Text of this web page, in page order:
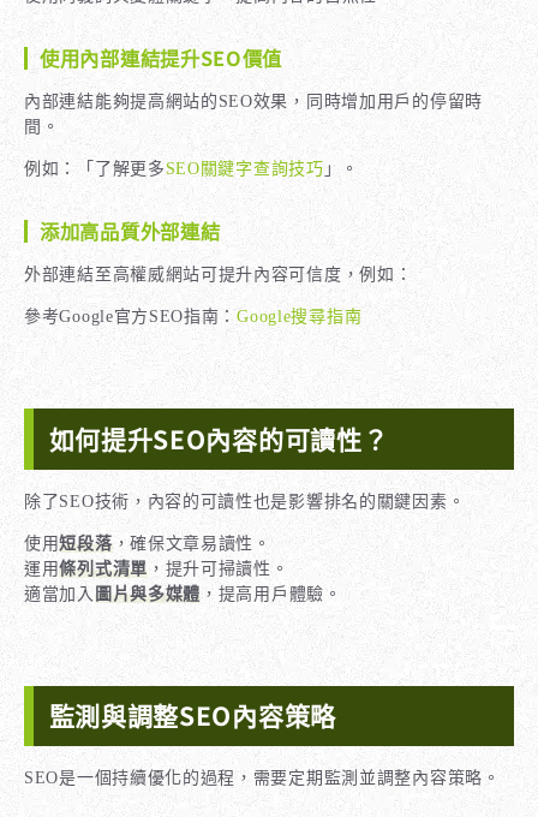
使用內部連結提升SEO價值
內部連結能夠提高網站的SEO效果，同時增加用戶的停留時
間。
例如：「了解更多SEO關鍵字查詢技巧 」。
添加高品質外部連結
外部連結至高權威網站可提升內容可信度，例如：
參考Google官方SEO指南：Google搜尋指南
如何提升SEO內容的可讀性？
除了SEO技術，內容的可讀性也是影響排名的關鍵因素。
使用短段落，確保文章易讀性。
運用條列式清單，提升可掃讀性。
適當加入 圖片與多媒體 ，提高用戶體驗。
監測與調整SEO內容策略
SEO是一個持續優化的過程，需要定期監測並調整內容策略。